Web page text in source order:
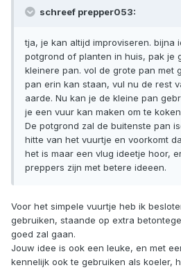
schreef prepper053:
tja, je kan altijd improviseren. bijna
potgrond of planten in huis, pak je
kleinere pan. vol de grote pan met
pan erin kan staan, vul nu de rest
aarde. Nu kan je de kleine pan
je een vuur kan maken om te
De potgrond zal de buitenste pan
hitte van het vuurtje en voorkomt
het is maar een vlug ideetje hoor,
preppers zijn met betere ideeen.
Voor het simpele vuurtje heb ik
gebruiken, staande op extra
goed zal gaan.
Jouw idee is ook een leuke, en met
kennelijk ook te gebruiken als koeler,